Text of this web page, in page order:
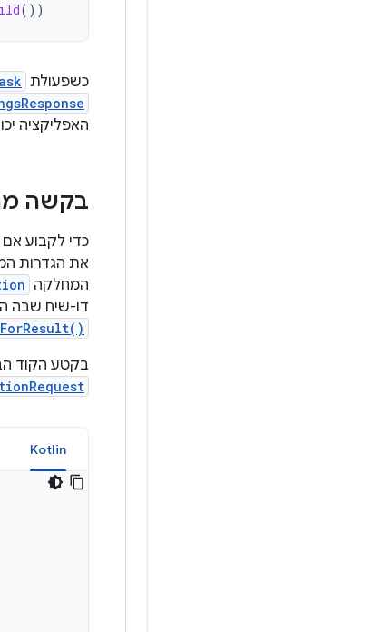
())
כשפעולת
האפליקציה
בקשה
כדי לקבוע
את הגדרות
המחלקה
דו-שיח שבה
בקטע הקוד
Kotlin